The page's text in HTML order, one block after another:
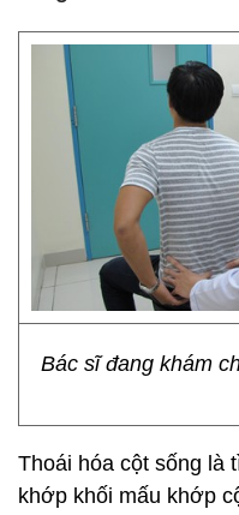
Bác sĩ đang khám
Thoái hóa cột sống là
khớp khối mấu khớp